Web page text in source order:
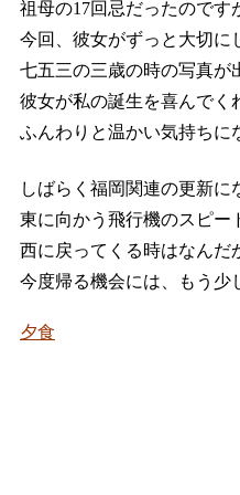
祖母の17回忌だったのです
今回、彼女がずっと大切に
七五三の三歳の時の写真が
彼女が私の誕生を喜んでく
ふんわりと温かい気持ちに
しばらく福岡関連の更新に
東に向かう飛行機のスピー
西に戻ってくる時はなんだ
今度帰る機会には、もう少
夕食